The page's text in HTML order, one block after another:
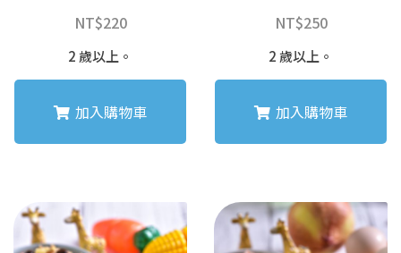
NT$220
2 歲以上。
加入購物車
NT$250
2 歲以上。
加入購物車